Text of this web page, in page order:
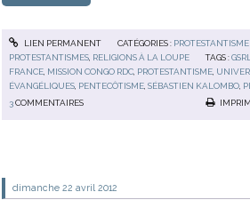
LIEN PERMANENT CATÉGORIES :
PROTESTANTISMES RELIGIONS À LA LOUPE TAGS :GSRL
FRANCE MISSION CONGO RDC PROTESTANTISME
ÉVANGÉLIQUES PENTECÔTISME ,SÉBASTIEN KALOMBO
3COMMENTAIRES
dimanche 22 avril 2012